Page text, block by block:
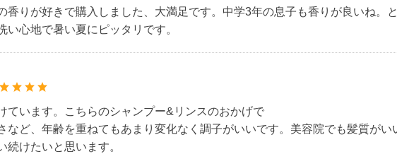
香りが好きで購入しました、大満足です。中学3年の息子も香りが良いね。
い心地で暑い夏にピッタリです。
ています。こちらのシャンプー&リンスのおかげで
など、年齢を重ねてもあまり変化なく調子がいいです。美容院でも髪質がい
続けたいと思います。